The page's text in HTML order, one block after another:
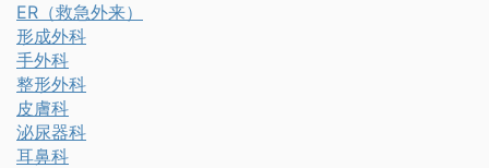
ER（救急外来）
形成外科
手外科
整形外科
皮膚科
泌尿器科
耳鼻科